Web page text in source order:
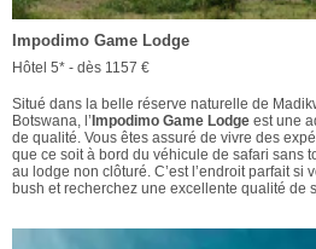
Impodimo Game Lodge
Hôtel 5* - dès 1157 €
Situé dans la belle réserve naturelle de
Botswana, l’ Impodimo Game Lodge est une
de qualité. Vous êtes assuré de vivre des
que ce soit à bord du véhicule de safari sans
au lodge non clôturé. C’est l’endroit parfait si
bush et recherchez une excellente qualité de